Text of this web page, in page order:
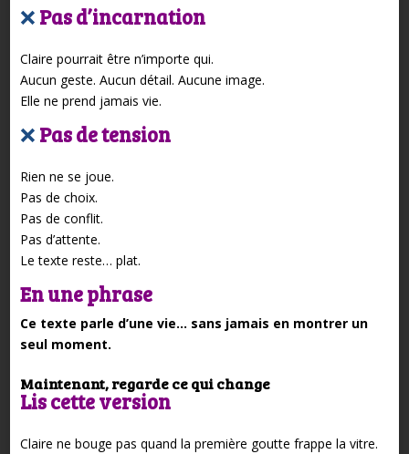
❌ Pas d’incarnation
Claire pourrait être n’importe qui.
Aucun geste. Aucun détail. Aucune image.
Elle ne prend jamais vie.
❌ Pas de tension
Rien ne se joue.
Pas de choix.
Pas de conflit.
Pas d’attente.
Le texte reste… plat.
En une phrase
Ce texte parle d’une vie… sans jamais en montrer un
seul moment.
Maintenant, regarde ce qui change
Lis cette version
Claire ne bouge pas quand la première goutte frappe la vitre.